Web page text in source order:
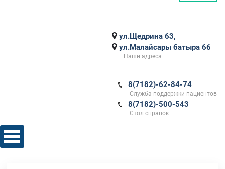
ул.Щедрина 63,
ул.Малайсары батыра 66
Наши адреса
8(7182)-62-84-74
Служба поддержки пациентов
8(7182)-500-543
Стол справок